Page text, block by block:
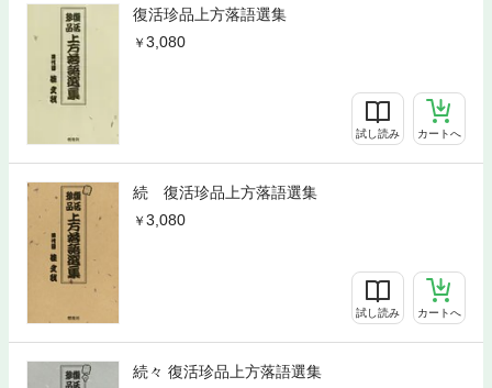
復活珍品上方落語選集
3,080
試し読み カートへ
続 復活珍品上方落語選集
3,080
試し読み カートへ
続々 復活珍品上方落語選集